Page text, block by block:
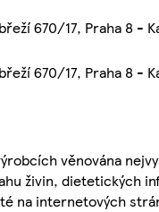
670/17, Praha 8 -
670/17, Praha 8 -
věnována
živin, dietetických
na internetových